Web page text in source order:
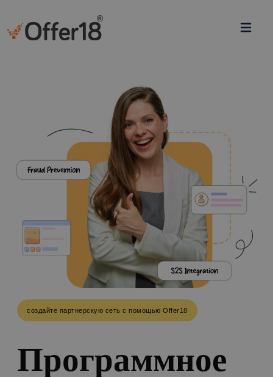
создайте партнерскую сеть с помощью Offer18
Программное